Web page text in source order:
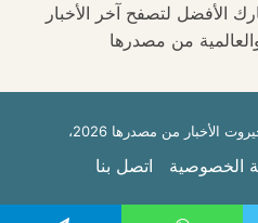
الأفضل لتصفح آخر الأخبار
والعالمية من مصدرها
من مصدرها 2026،
الخصوصية اتصل بنا